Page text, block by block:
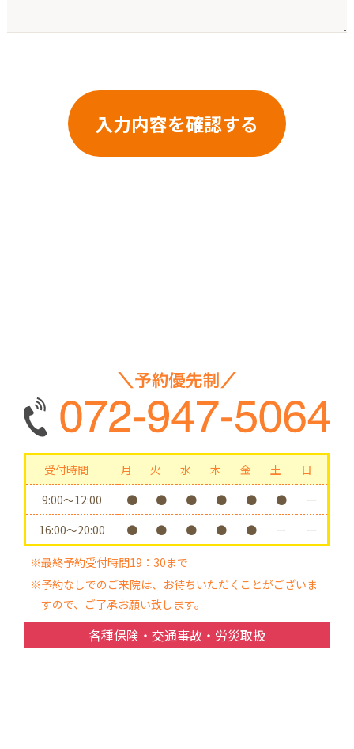
入力内容を確認する
受付時間 月 火 水 木 金 土
日
9:00〜12:00
● ● ● ● ● ●
ー
16:00〜20:00
● ● ● ● ● ー ー
※最終予約受付時間19：30まで
※予約なしでのご来院は、お待ちいただくことがございま
すので、ご了承お願い致します。
各種保険・交通事故・労災取扱